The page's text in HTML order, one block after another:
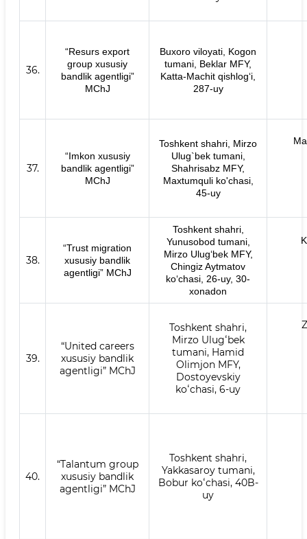
36.
“Resurs export
group xususiy
bandlik agentligi”
MChJ
Buxoro viloyati, Kogon
tumani, Beklar MFY,
Katta-Machit qishlogʻi,
287-uy
37.
“Imkon xususiy
bandlik agentligi”
MChJ
Toshkent shahri, Mirzo
Ulug`bek tumani,
Shahrisabz MFY,
Maxtumquli ko'chasi,
45-uy
38.
“Trust migration
xususiy bandlik
agentligi” MChJ
Toshkent shahri,
Yunusobod tumani,
Mirzo Ulugʻbek MFY,
Chingiz Aytmatov
koʻchasi, 26-uy, 30-
xonadon
39.
“United careers
xususiy bandlik
agentligi” MChJ
Toshkent shahri,
Mirzo Ulugʻbek
tumani, Hamid
Olimjon MFY,
Dostoyevskiy
koʻchasi, 6-uy
40.
“Talantum group
xususiy bandlik
agentligi” MChJ
Toshkent shahri,
Yakkasaroy tumani,
Bobur koʻchasi, 40B-
uy